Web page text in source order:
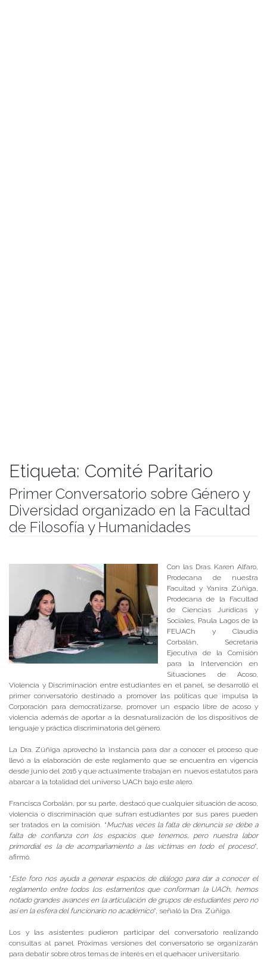
Etiqueta: Comité Paritario
Primer Conversatorio sobre Género y
Diversidad organizado en la Facultad
de Filosofía y Humanidades
Con las Dras. Karen Alfaro,
Prodecana de nuestra
Facultad y Yanira Zúñiga,
Prodecana de la Facultad
de Ciencias Jurídicas y
Sociales, Paula Lagos de la
FEUACh y Claudia
Corbalán, Secretaría
Ejecutiva de la Comisión
para la Intervención en
Situaciones de Acoso,
Violencia y Discriminación entre estudiantes en el panel, se desarrolló el
primer conversatorio destinado a promover las políticas que impulsa la
Corporación para democratizarse, promover un espacio libre de acoso y
violencia además de aportar a la desnaturalización de los dispositivos de
lenguaje y práctica discriminatoria del género.
La Dra. Zúñiga aprovechó la instancia para dar a conocer el proceso que
llevó a la elaboración de este reglamento que se encuentra en vigencia
desde junio del 2016 y que actualmente trabajan en nuevos estatutos para
abarcar a la totalidad del universo UACh bajo este alero.
Francisca Corbalán, por su parte, destacó que cualquier situación de acoso,
violencia o discriminación que sufran estudiantes por sus pares pueden
ser tratados en la comisión. “Muchas veces la falta de denuncia se debe a
falta de confianza con los espacios que tenemos, pero nuestra labor
primordial es la de acompañamiento a las víctimas en todo el proceso”,
afirmó.
“Este foro nos ayuda a generar espacios de diálogo para dar a conocer el
reglamento entre todos los estamentos que conforman la UACh, hemos
notado grandes avances en la articulación de grupos de estudiantes pero no
así en la esfera del funcionario no académico”, señaló la Dra. Zúñiga.
Los y las asistentes pudieron participar del conversatorio realizando
consultas al panel. Próximas versiones del conversatorio se organizarán
para debatir sobre otros temas de interés en el quehacer universitario.